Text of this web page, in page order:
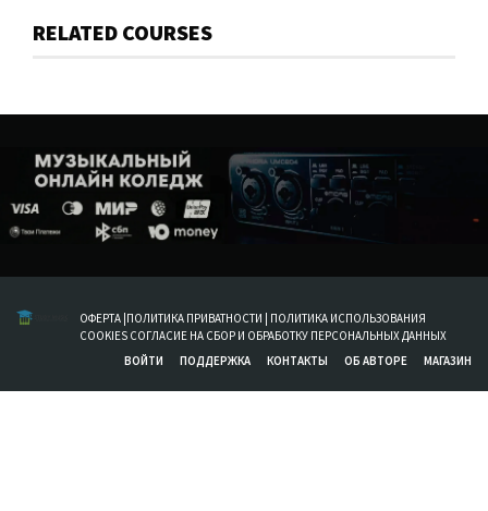
RELATED COURSES
ОФЕРТА |ПОЛИТИКА ПРИВАТНОСТИ | ПОЛИТИКА ИСПОЛЬЗОВАНИЯ
COOKIES СОГЛАСИЕ НА СБОР И ОБРАБОТКУ ПЕРСОНАЛЬНЫХ ДАННЫХ
ВОЙТИ
ПОДДЕРЖКА КОНТАКТЫ ОБ АВТОРЕ МАГАЗИН